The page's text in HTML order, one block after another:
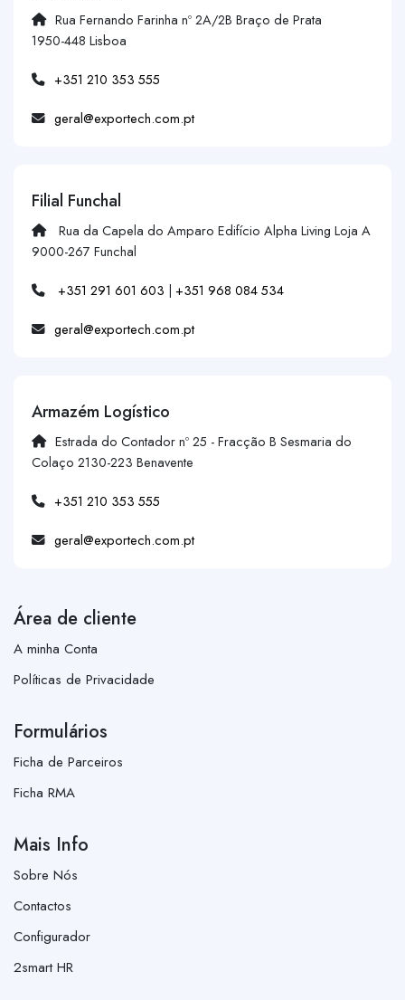
Rua Fernando Farinha nº 2A/2B Braço de Prata
1950-448 Lisboa
+351 210 353 555
geral@exportech.com.pt
Filial Funchal
Rua da Capela do Amparo Edifício Alpha Living Loja A
9000-267 Funchal
+351 291 601 603 | +351 968 084 534
geral@exportech.com.pt
Armazém Logístico
Estrada do Contador nº 25 - Fracção B Sesmaria do
Colaço 2130-223 Benavente
+351 210 353 555
geral@exportech.com.pt
Área de cliente
A minha Conta
Políticas de Privacidade
Formulários
Ficha de Parceiros
Ficha RMA
Mais Info
Sobre Nós
Contactos
Configurador
2smart HR